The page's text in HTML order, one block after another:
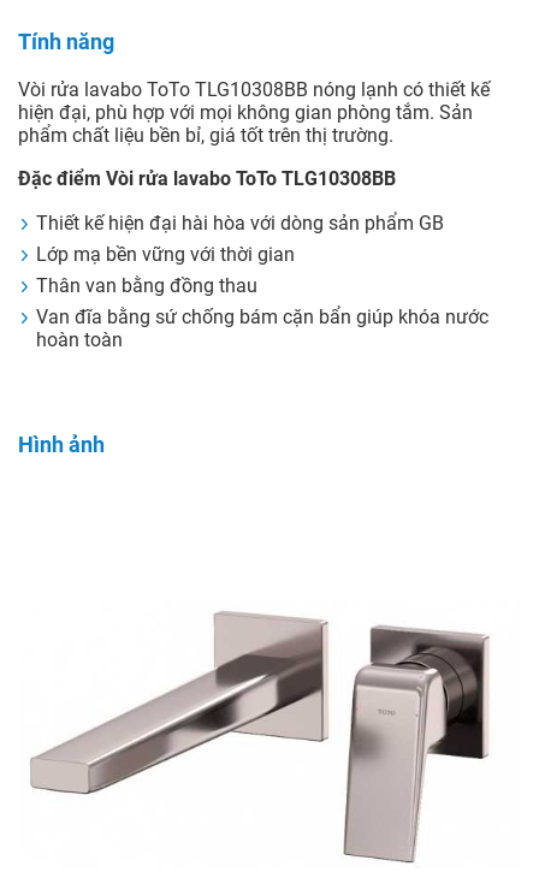
Tính năng
Vòi rửa lavabo ToTo TLG10308BB nóng lạnh có thiết kế
hiện đại, phù hợp với mọi không gian phòng tắm. Sản
phẩm chất liệu bền bỉ, giá tốt trên thị trường.
Đặc điểm Vòi rửa lavabo ToTo TLG10308BB
Thiết kế hiện đại hài hòa với dòng sản phẩm GB
Lớp mạ bền vững với thời gian
Thân van bằng đồng thau
Van đĩa bằng sứ chống bám cặn bẩn giúp khóa nước
hoàn toàn
Hình ảnh